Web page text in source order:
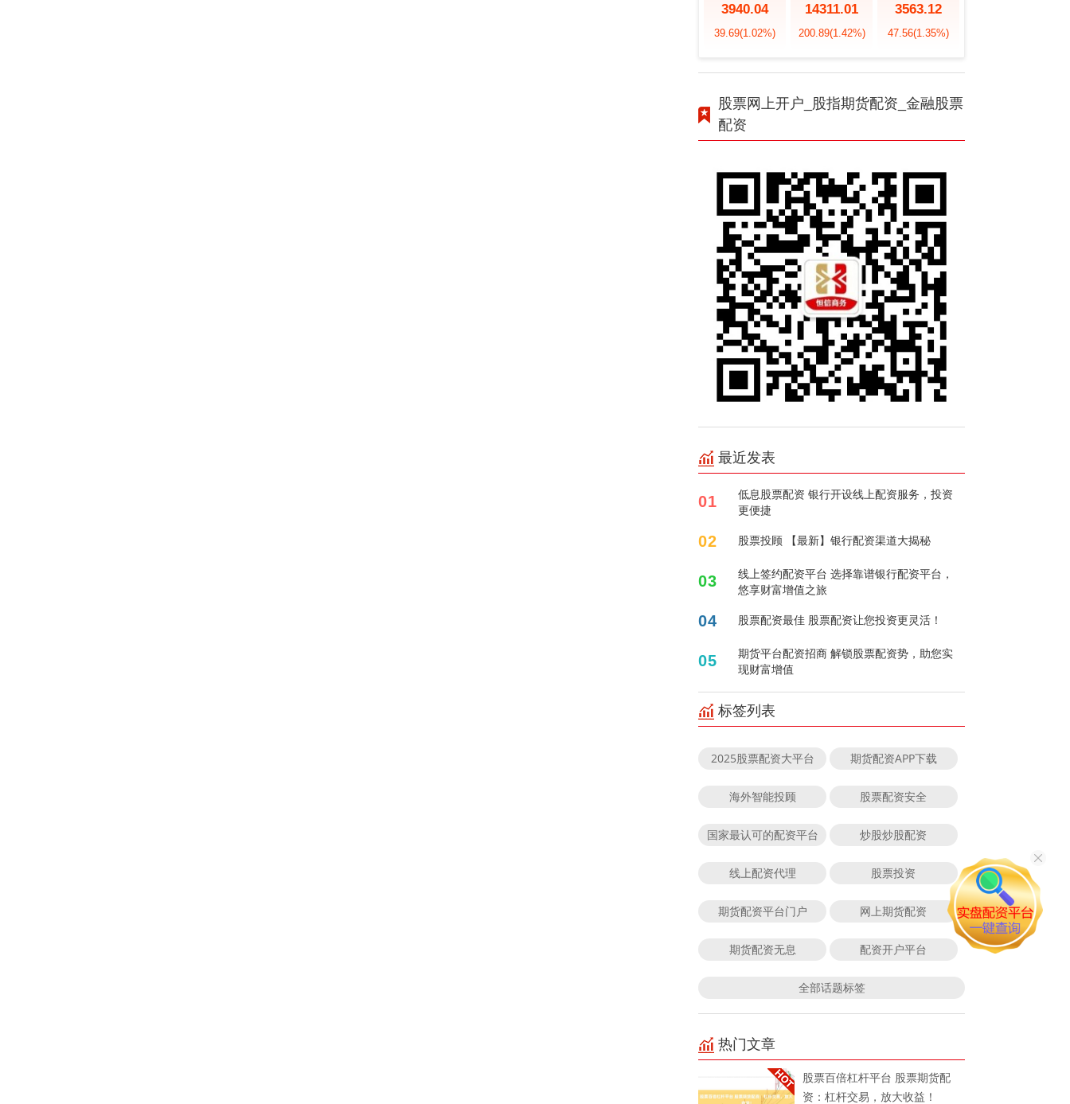
3940.04
39.69(1.02%)
14311.01
200.89(1.42%)
3563.12
47.56(1.35%)
股票网上开户_股指期货配资_金融股票
配资
最近发表
01
低息股票配资 银行开设线上配资服务，投资
更便捷
02 股票投顾 【最新】银行配资渠道大揭秘
03
线上签约配资平台 选择靠谱银行配资平台，
悠享财富增值之旅
04 股票配资最佳 股票配资让您投资更灵活！
05
期货平台配资招商 解锁股票配资势，助您实
现财富增值
标签列表
2025股票配资大平台 期货配资APP下载
海外智能投顾 股票配资安全
国家最认可的配资平台 炒股炒股配资
线上配资代理 股票投资
期货配资平台门户 网上期货配资
期货配资无息 配资开户平台
全部话题标签
热门文章
股票百倍杠杆平台 股票期货配
资：杠杆交易，放大收益！